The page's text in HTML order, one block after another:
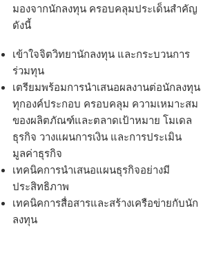
มองจากนักลงทุน ครอบคลุมประเด็นสำคัญ
ดังนี้
เข้าใจจิตวิทยานักลงทุน และกระบวนการ
ร่วมทุน
เตรียมพร้อมการนำเสนอผลงานต่อนักลงทุน
ทุกองค์ประกอบ ครอบคลุม ความเหมาะสม
ของผลิตภัณฑ์และตลาดเป้าหมาย โมเดล
ธุรกิจ วางแผนการเงิน และการประเมิน
มูลค่าธุรกิจ
เทคนิคการนำเสนอแผนธุรกิจอย่างมี
ประสิทธิภาพ
เทคนิคการสื่อสารและสร้างเครือข่ายกับนัก
ลงทุน